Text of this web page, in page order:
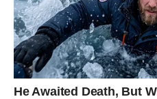
Poruka zvijezda
Pustite ono što više ne
Mir vam dolazi u